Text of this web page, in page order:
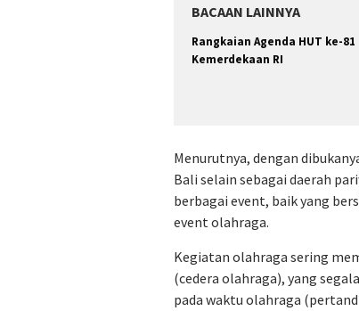
BACAAN LAINNYA
Rangkaian Agenda HUT ke-81
Kemerdekaan RI
Menurutnya, dengan
Bali selain sebagai daerah
berbagai event, baik yang
event olahraga.
Kegiatan olahraga sering
(cedera olahraga), yang
pada waktu olahraga